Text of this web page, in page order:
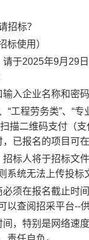
标？
标使用）
请于2025年9月 29
入企业名称和密
“工程劳务类”、“专
扫描二维码支付 （
，已报名的项目可在
标人将于招标文
系统无法上传投标
须在报名截止时
以查阅招采平台--
，特别是网络速